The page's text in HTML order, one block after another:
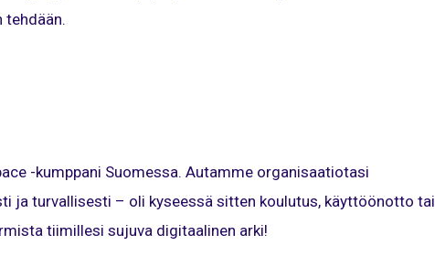
tehdään.
-kumppani Suomessa. Autamme organisaatiotasi
ja turvallisesti – oli kyseessä sitten koulutus, käyttöönotto tai
tiimillesi sujuva digitaalinen arki!